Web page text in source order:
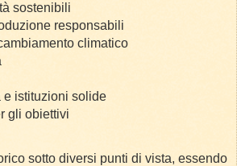
sostenibili
responsabili
climatico
e istituzioni solide
gli obiettivi
sotto diversi punti di vista, essendo